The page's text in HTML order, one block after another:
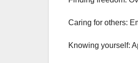
Caring for others:
Knowing yourself: